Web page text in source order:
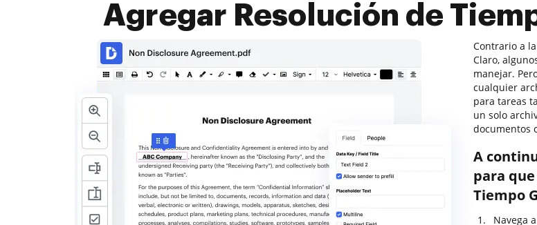
Agregar Resolución de
Contrario a
Claro,
manejar.
cualquier
para tareas
un solo
documentos
A
para
Tiempo
Navega